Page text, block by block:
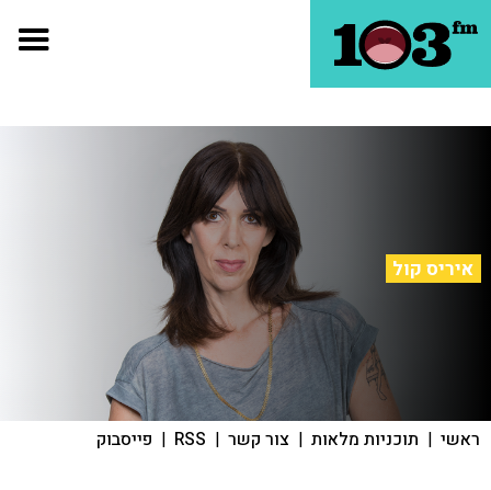
איריס קול
ראשי | תוכניות מלאות | צור קשר |
RSS
| פייסבוק